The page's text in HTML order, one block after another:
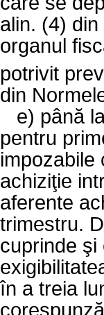
alin. (4)
organul
potrivit
din
e) până
pentru
impozabile
achiziţie
aferente
trimestru.
cuprinde şi
în a treia